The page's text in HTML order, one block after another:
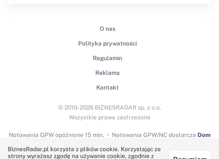
O nas
Polityka prywatności
Regulamin
Reklama
Kontakt
Notowania GPWopóźnione 15 min. Notowania GPW/NC dostarcza Dom
© 2010-2026 BIZNESRADAR sp. z o.o.
Wszystkie prawa zastrzeżone
BiznesRadar.pl korzysta z plików cookie. Korzystając ze
strony wyrażasz zgodę na używanie cookie, zgodnie z